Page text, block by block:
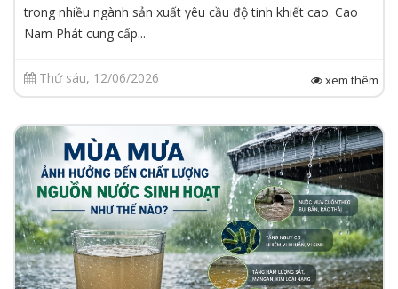
trong nhiều ngành sản xuất yêu cầu độ tinh khiết cao. Cao
Nam Phát cung cấp...
Thứ sáu, 12/06/2026 xem thêm